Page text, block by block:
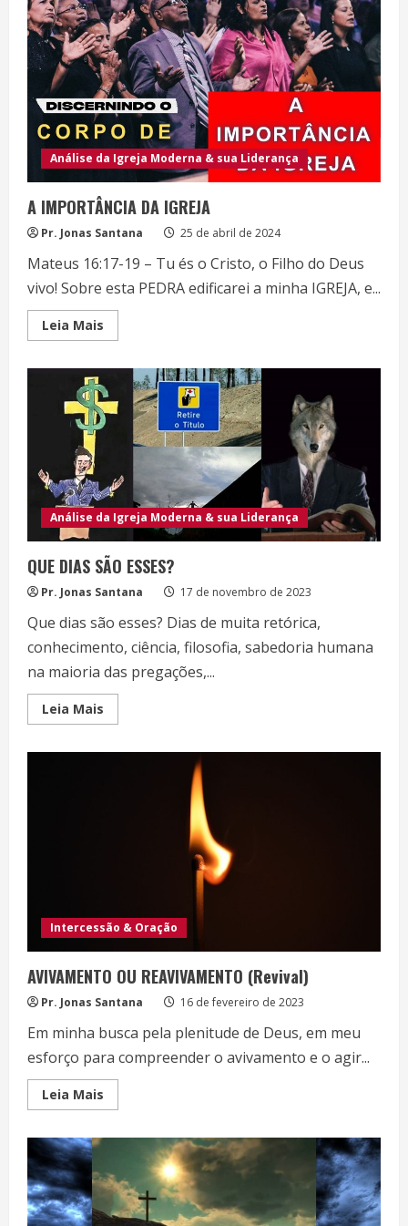
DE
DEUS
Análise da Igreja Moderna & sua Liderança
A IMPORTÂNCIA DA IGREJA
Pr. Jonas Santana 25 de abril de 2024
Mateus 16:17-19 – Tu és o Cristo, o Filho do Deus
vivo! Sobre esta PEDRA edificarei a minha IGREJA, e...
Leia Mais
more
IMPORTÂNCIA
DA
IGREJA
Análise da Igreja Moderna & sua Liderança
QUE DIAS SÃO ESSES?
Pr. Jonas Santana 17 de novembro de 2023
Que dias são esses? Dias de muita retórica,
conhecimento, ciência, filosofia, sabedoria humana
na maioria das pregações,...
Leia Mais
more
Intercessão & Oração
AVIVAMENTO OU REAVIVAMENTO (Revival)
Pr. Jonas Santana 16 de fevereiro de 2023
Em minha busca pela plenitude de Deus, em meu
esforço para compreender o avivamento e o agir...
Leia Mais
more
REAVIVAMENTO
(Revival)